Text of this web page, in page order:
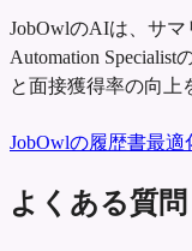
JobOwlのAIは、サ
Automation
と面接獲得率の向上
JobOwlの履歴書最適
よくある質問